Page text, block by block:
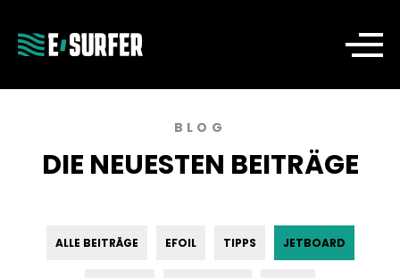
BLOG
DIE NEUESTEN BEITRÄGE
ALLE BEITRÄGE EFOIL TIPPS JETBOARD